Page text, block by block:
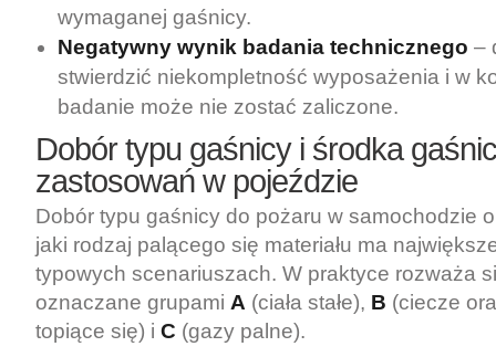
wymaganej gaśnicy.
Negatywny wynik badania technicznego –
stwierdzić niekompletność wyposażenia i w
badanie może nie zostać zaliczone.
Dobór typu gaśnicy i środka
zastosowań w pojeździe
Dobór typu gaśnicy do pożaru w samochodzie
jaki rodzaj palącego się materiału ma
typowych scenariuszach. W praktyce rozważa
oznaczane grupami A (ciała stałe), B (ciecze
topiące się) i C (gazy palne).